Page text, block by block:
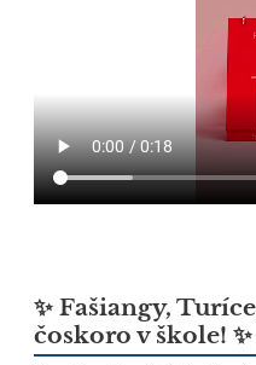
✨ Fašiangy,
čoskoro v škole! ✨